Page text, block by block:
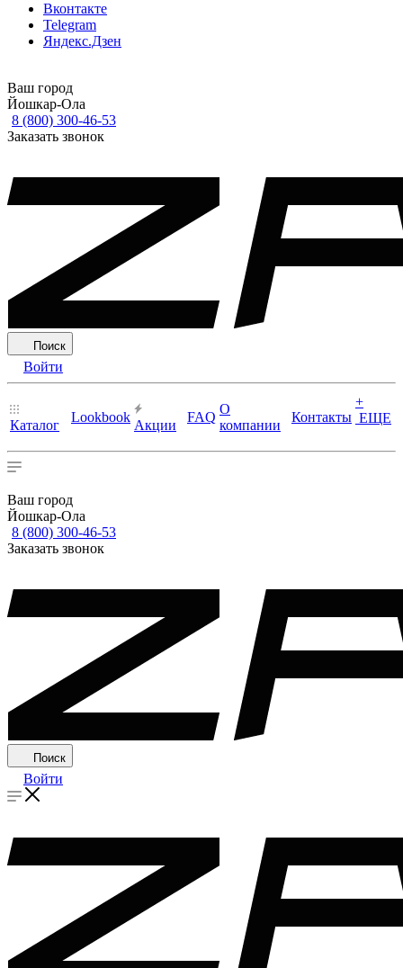
Вконтакте
Telegram
Яндекс.Дзен
Ваш город
Йошкар-Ола
8 (800) 300-46-53
Заказать звонок
Поиск
Войти
Каталог
Lookbook
Акции
FAQ
О
компании
Контакты
+
ЕЩЕ
Ваш город
Йошкар-Ола
8 (800) 300-46-53
Заказать звонок
Поиск
Войти